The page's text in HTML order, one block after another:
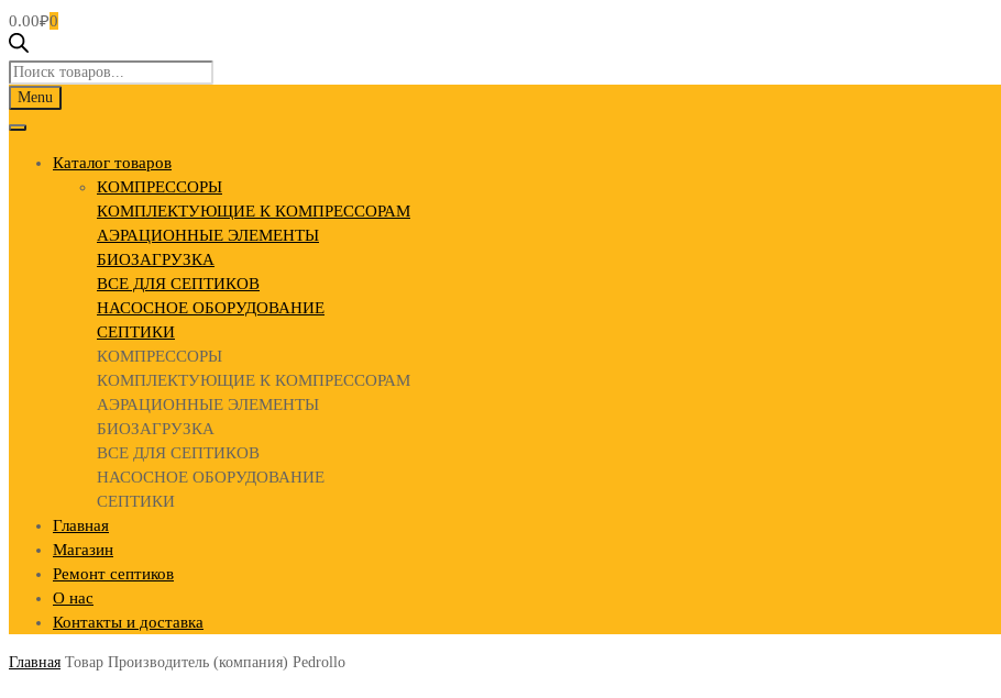
0.00₽0
Поиск
товаров
Skip
Menu
Каталог товаров
КОМПРЕССОРЫ
КОМПЛЕКТУЮЩИЕ К КОМПРЕССОРАМ
АЭРАЦИОННЫЕ ЭЛЕМЕНТЫ
БИОЗАГРУЗКА
ВСЕ ДЛЯ СЕПТИКОВ
НАСОСНОЕ ОБОРУДОВАНИЕ
СЕПТИКИ
КОМПРЕССОРЫ
КОМПЛЕКТУЮЩИЕ К КОМПРЕССОРАМ
АЭРАЦИОННЫЕ ЭЛЕМЕНТЫ
БИОЗАГРУЗКА
ВСЕ ДЛЯ СЕПТИКОВ
НАСОСНОЕ ОБОРУДОВАНИЕ
СЕПТИКИ
Главная
Магазин
Ремонт септиков
О нас
Контакты и доставка
Главная Товар Производитель (компания) Pedrollo